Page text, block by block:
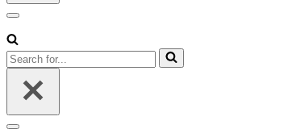
Navigation
Menu
Search
for...